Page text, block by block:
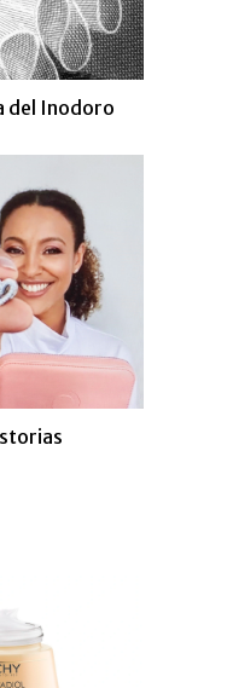
del Inodoro